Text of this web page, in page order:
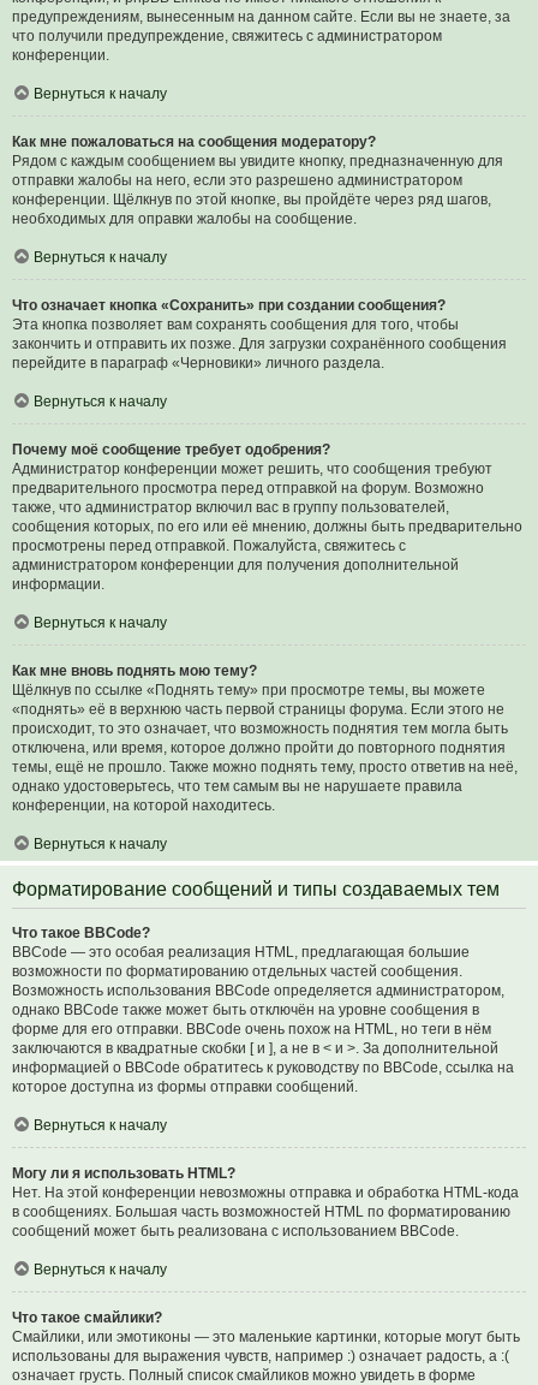
предупреждениям, вынесенным на данном сайте. Если вы не знаете, за
что получили предупреждение, свяжитесь с администратором
конференции.
Вернуться к началу
Как мне пожаловаться на сообщения модератору?
Рядом с каждым сообщением вы увидите кнопку, предназначенную для
отправки жалобы на него, если это разрешено администратором
конференции. Щёлкнув по этой кнопке, вы пройдёте через ряд шагов,
необходимых для оправки жалобы на сообщение.
Вернуться к началу
Что означает кнопка «Сохранить» при создании сообщения?
Эта кнопка позволяет вам сохранять сообщения для того, чтобы
закончить и отправить их позже. Для загрузки сохранённого сообщения
перейдите в параграф «Черновики» личного раздела.
Вернуться к началу
Почему моё сообщение требует одобрения?
Администратор конференции может решить, что сообщения требуют
предварительного просмотра перед отправкой на форум. Возможно
также, что администратор включил вас в группу пользователей,
сообщения которых, по его или её мнению, должны быть предварительно
просмотрены перед отправкой. Пожалуйста, свяжитесь с
администратором конференции для получения дополнительной
информации.
Вернуться к началу
Как мне вновь поднять мою тему?
Щёлкнув по ссылке «Поднять тему» при просмотре темы, вы можете
«поднять» её в верхнюю часть первой страницы форума. Если этого не
происходит, то это означает, что возможность поднятия тем могла быть
отключена, или время, которое должно пройти до повторного поднятия
темы, ещё не прошло. Также можно поднять тему, просто ответив на неё,
однако удостоверьтесь, что тем самым вы не нарушаете правила
конференции, на которой находитесь.
Вернуться к началу
Форматирование сообщений и типы создаваемых тем
Что такое BBCode?
BBCode — это особая реализация HTML, предлагающая большие
возможности по форматированию отдельных частей сообщения.
Возможность использования BBCode определяется администратором,
однако BBCode также может быть отключён на уровне сообщения в
форме для его отправки. BBCode очень похож на HTML, но теги в нём
заключаются в квадратные скобки [ и ], а не в < и >. За дополнительной
информацией о BBCode обратитесь к руководству по BBCode, ссылка на
которое доступна из формы отправки сообщений.
Вернуться к началу
Могу ли я использовать HTML?
Нет. На этой конференции невозможны отправка и обработка HTML-кода
в сообщениях. Большая часть возможностей HTML по форматированию
сообщений может быть реализована с использованием BBCode.
Вернуться к началу
Что такое смайлики?
Смайлики, или эмотиконы — это маленькие картинки, которые могут быть
использованы для выражения чувств, например :) означает радость, а :(
означает грусть. Полный список смайликов можно увидеть в форме